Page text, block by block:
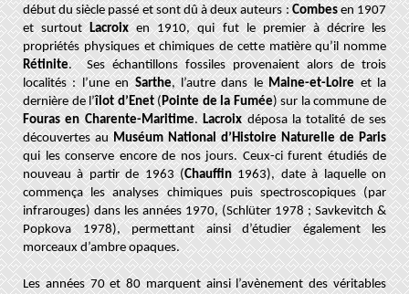
début du siècle passé et sont dû à deux auteurs : Combes en 1907
et surtout
Lacroix en 1910, qui fut le premier à décrire les
propriétés physiques et chimiques de cette matière qu’il nomme
Rétinite. Ses échantillons fossiles provenaient alors de trois
localités : l’une en Sarthe, l’autre dans le Maine-et-Loire et la
dernière de l’îlot d’Enet (Pointe de la Fumée) sur la commune de
Fouras en Charente-Maritime. Lacroix déposa la totalité de ses
découvertes au Muséum National d’Histoire Naturelle de Paris
qui les conserve encore de nos jours. Ceux-ci furent étudiés de
nouveau à partir de 1963 (Chauffin 1963), date à laquelle on
commença les analyses chimiques puis spectroscopiques (par
infrarouges) dans les années 1970, (Schlüter 1978 ; Savkevitch &
Popkova 1978), permettant ainsi d’étudier également les
morceaux d’ambre opaques.
Les années 70 et 80 marquent ainsi l’avènement des véritables